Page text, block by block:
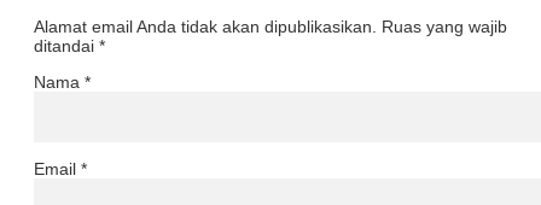
Alamat email Anda tidak akan dipublikasikan.
Ruas yang wajib
ditandai *
Nama *
Email *